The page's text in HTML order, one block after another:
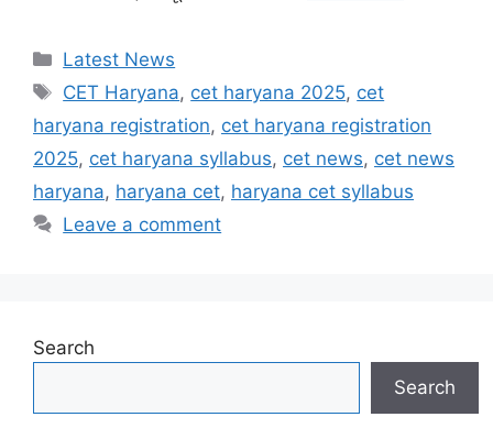
Categories
Latest News
Tags
CET Haryana, cet haryana 2025, cet
haryana registration, cet haryana registration
2025, cet haryana syllabus, cet news, cet news
haryana, haryana cet, haryana cet syllabus
Leave a comment
Search
Search